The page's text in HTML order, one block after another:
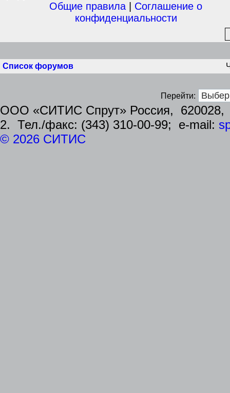
Общие правила
Соглашение о
конфиденциальности
Список форумов
Перейти:
ООО «СИТИС Спрут» Россия, 620028,
2. Тел./факс: (343) 310-00-99; e-mail:
© 2026 СИТИС